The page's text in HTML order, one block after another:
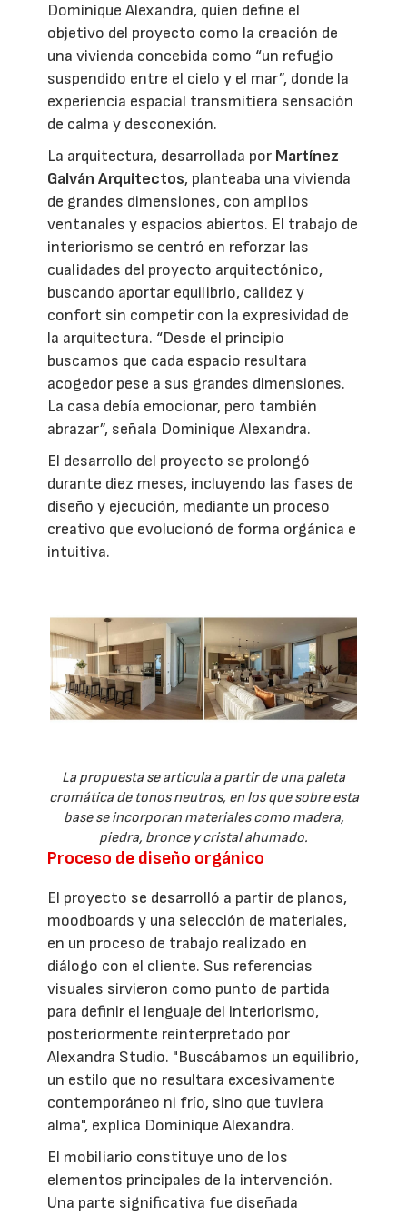
Dominique Alexandra, quien define el
objetivo del proyecto como la creación de
una vivienda concebida como “un refugio
suspendido entre el cielo y el mar”, donde la
experiencia espacial transmitiera sensación
de calma y desconexión.
La arquitectura, desarrollada por Martínez
Galván Arquitectos, planteaba una vivienda
de grandes dimensiones, con amplios
ventanales y espacios abiertos. El trabajo de
interiorismo se centró en reforzar las
cualidades del proyecto arquitectónico,
buscando aportar equilibrio, calidez y
confort sin competir con la expresividad de
la arquitectura. “Desde el principio
buscamos que cada espacio resultara
acogedor pese a sus grandes dimensiones.
La casa debía emocionar, pero también
abrazar”, señala Dominique Alexandra.
El desarrollo del proyecto se prolongó
durante diez meses, incluyendo las fases de
diseño y ejecución, mediante un proceso
creativo que evolucionó de forma orgánica e
intuitiva.
La propuesta se articula a partir de una paleta
cromática de tonos neutros, en los que sobre esta
base se incorporan materiales como madera,
piedra, bronce y cristal ahumado.
Proceso de diseño orgánico
El proyecto se desarrolló a partir de planos,
moodboards y una selección de materiales,
en un proceso de trabajo realizado en
diálogo con el cliente. Sus referencias
visuales sirvieron como punto de partida
para definir el lenguaje del interiorismo,
posteriormente reinterpretado por
Alexandra Studio. "Buscábamos un equilibrio,
un estilo que no resultara excesivamente
contemporáneo ni frío, sino que tuviera
alma", explica Dominique Alexandra.
El mobiliario constituye uno de los
elementos principales de la intervención.
Una parte significativa fue diseñada